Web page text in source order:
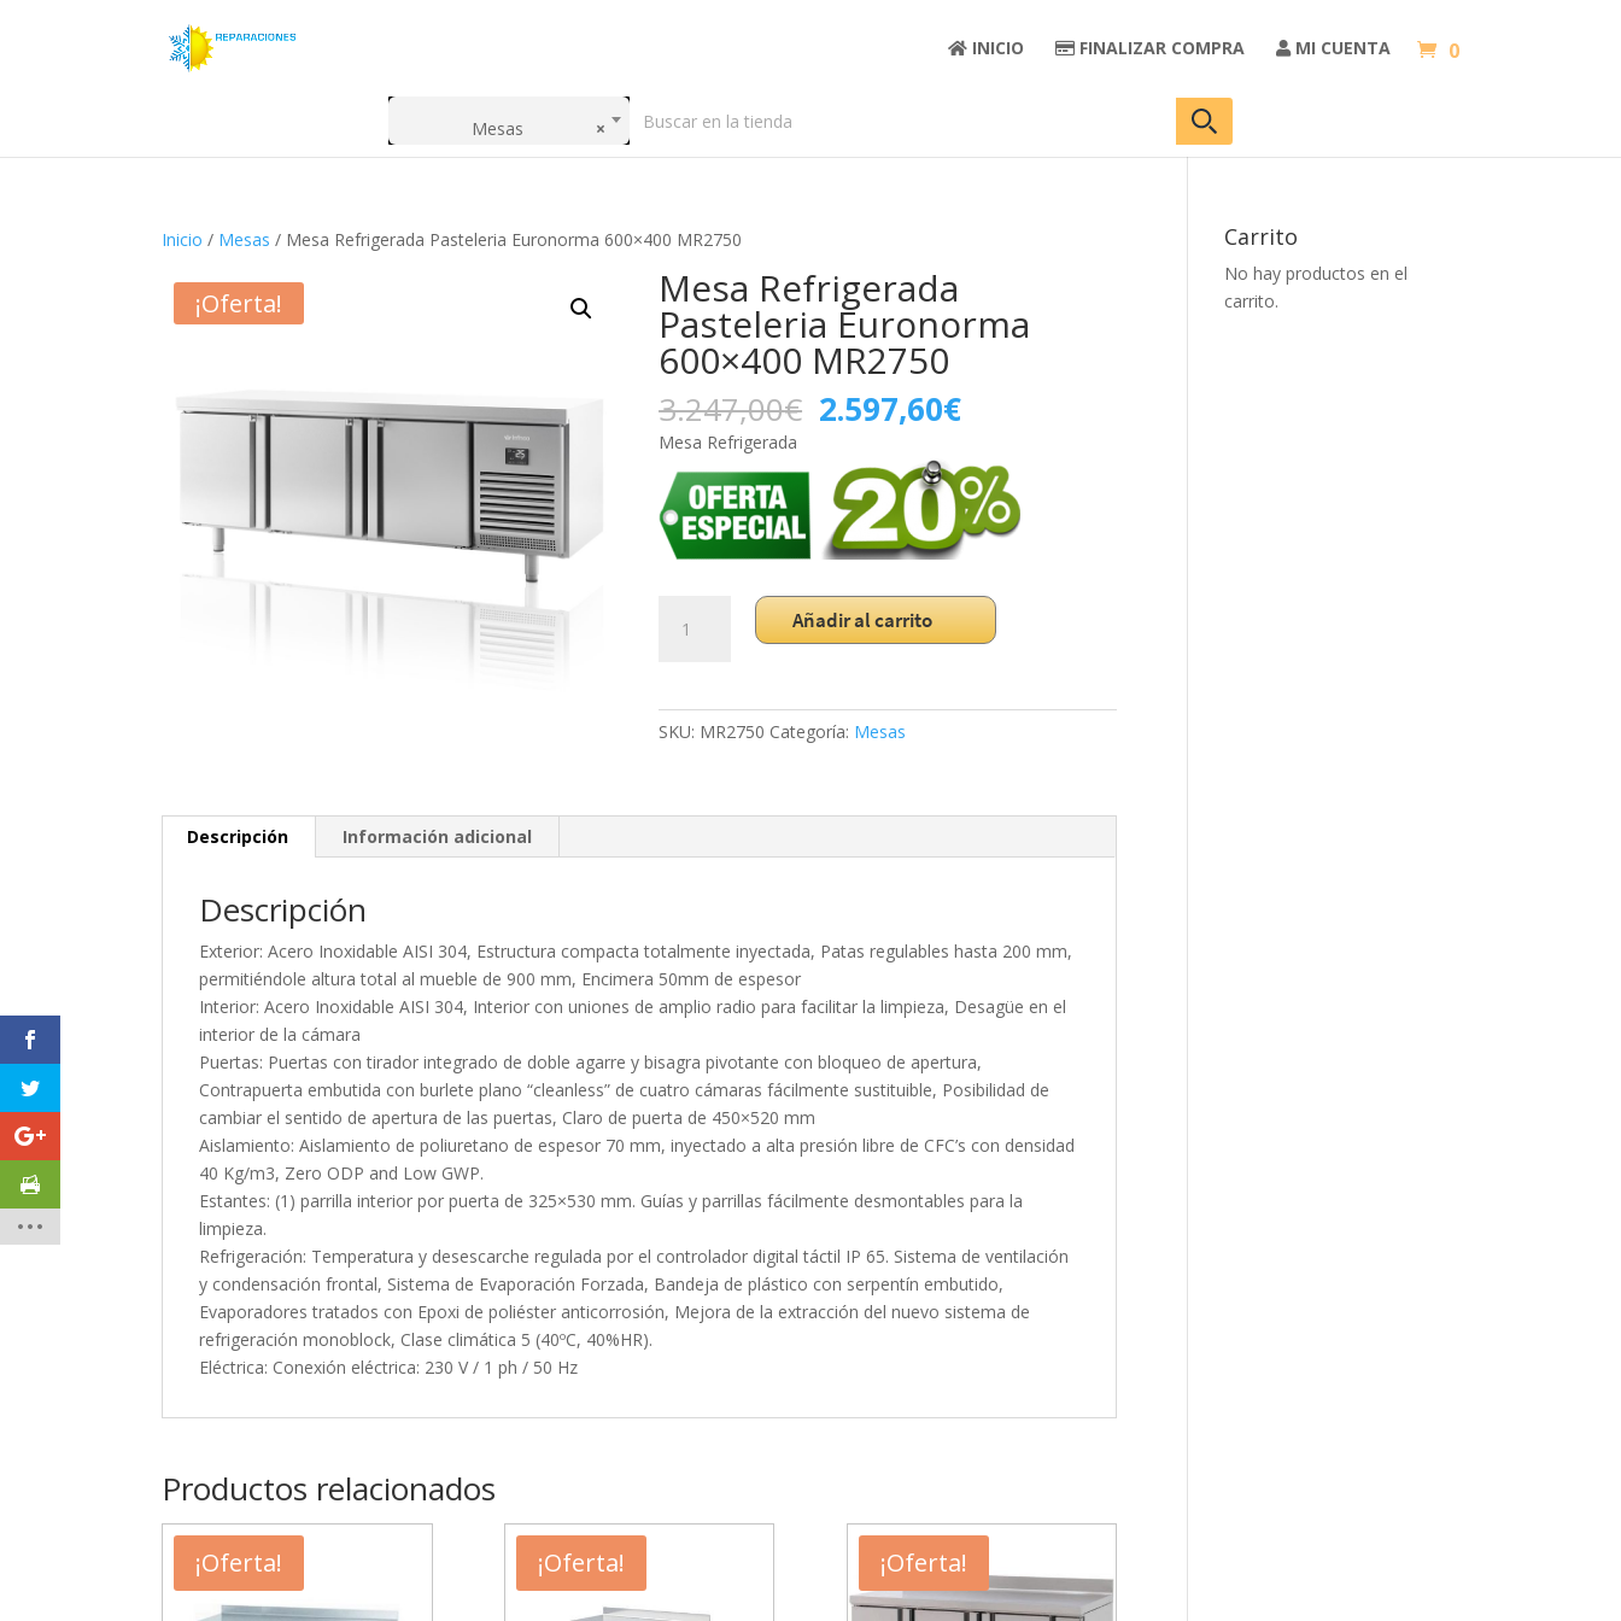
INICIO FINALIZAR COMPRA MI CUENTA 0
×
Mesas
Inicio / Mesas / Mesa Refrigerada Pasteleria Euronorma 600×400 MR2750
¡Oferta! Mesa Refrigerada
Pasteleria Euronorma
600×400 MR2750
3.247,00€ El
precio
original
era:
3.247,00€.
2.597,60€El
actual
es:
2.597,60€.
Mesa Refrigerada
Refrigerada
Añadir al carrito
SKU: MR2750 Categoría: Mesas
Descripción Información adicional
Descripción
Exterior: Acero Inoxidable AISI 304, Estructura compacta totalmente inyectada, Patas regulables hasta 200 mm,
permitiéndole altura total al mueble de 900 mm, Encimera 50mm de espesor
Interior: Acero Inoxidable AISI 304, Interior con uniones de amplio radio para facilitar la limpieza, Desagüe en el
interior de la cámara
Puertas: Puertas con tirador integrado de doble agarre y bisagra pivotante con bloqueo de apertura,
Contrapuerta embutida con burlete plano “cleanless” de cuatro cámaras fácilmente sustituible, Posibilidad de
cambiar el sentido de apertura de las puertas, Claro de puerta de 450×520 mm
Aislamiento: Aislamiento de poliuretano de espesor 70 mm, inyectado a alta presión libre de CFC’s con densidad
40 Kg/m3, Zero ODP and Low GWP.
Estantes: (1) parrilla interior por puerta de 325×530 mm. Guías y parrillas fácilmente desmontables para la
limpieza.
Refrigeración: Temperatura y desescarche regulada por el controlador digital táctil IP 65. Sistema de ventilación
y condensación frontal, Sistema de Evaporación Forzada, Bandeja de plástico con serpentín embutido,
Evaporadores tratados con Epoxi de poliéster anticorrosión, Mejora de la extracción del nuevo sistema de
refrigeración monoblock, Clase climática 5 (40ºC, 40%HR).
Eléctrica: Conexión eléctrica: 230 V / 1 ph / 50 Hz
Productos relacionados
¡Oferta! ¡Oferta! ¡Oferta!
Carrito
No hay productos en el
carrito.